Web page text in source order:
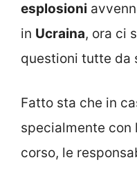
esplosioni
in Ucraina, ora ci
questioni tutte da
Fatto sta che in
specialmente con
corso, le